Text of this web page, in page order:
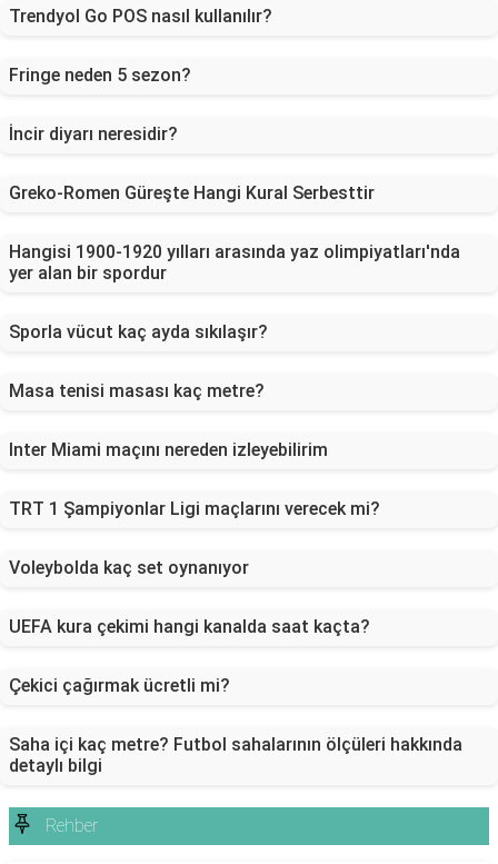
Trendyol Go POS nasıl kullanılır?
Fringe neden 5 sezon?
İncir diyarı neresidir?
Greko-Romen Güreşte Hangi Kural Serbesttir
Hangisi 1900-1920 yılları arasında yaz olimpiyatları'nda
yer alan bir spordur
Sporla vücut kaç ayda sıkılaşır?
Masa tenisi masası kaç metre?
Inter Miami maçını nereden izleyebilirim
TRT 1 Şampiyonlar Ligi maçlarını verecek mi?
Voleybolda kaç set oynanıyor
UEFA kura çekimi hangi kanalda saat kaçta?
Çekici çağırmak ücretli mi?
Saha içi kaç metre? Futbol sahalarının ölçüleri hakkında
detaylı bilgi
Rehber